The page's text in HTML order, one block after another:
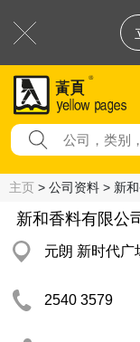
主页 > 公司资料 > 新
新和香料有限公
元朗 新时代广
2540 3579